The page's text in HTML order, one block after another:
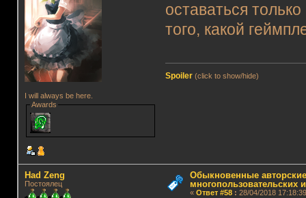
I will always be here.
Awards
оставаться
того, какой
Spoiler (click to show/hide)
Had Zeng
Постоялец
Обыкновенные
многопользовательских
« Ответ #58: 28/04/2018